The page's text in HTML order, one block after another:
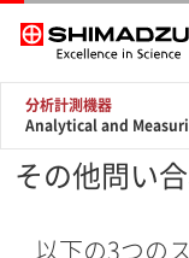
分析計測機器
Analytical and
その他問い
以下の3つの